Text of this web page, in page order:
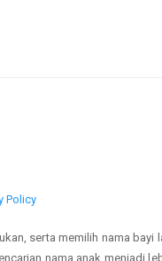
Policy
serta memilih nama
nama anak menjadi